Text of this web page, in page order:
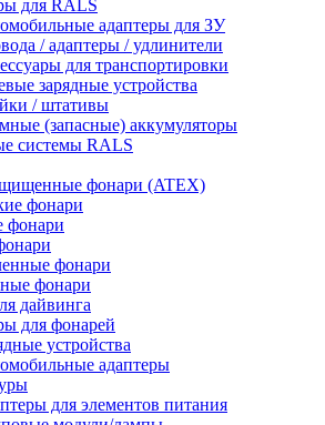
для RALS
адаптеры для ЗУ
/ адаптеры / удлинители
для транспортировки
зарядные устройства
/ штативы
(запасные) аккумуляторы
системы RALS
фонари (ATEX)
фонари
фонари
фонари
фонари
дайвинга
для фонарей
устройства
адаптеры
для элементов питания